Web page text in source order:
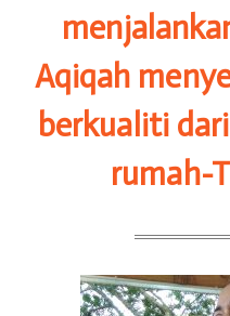
Aqiqah
berkualiti
rumah-